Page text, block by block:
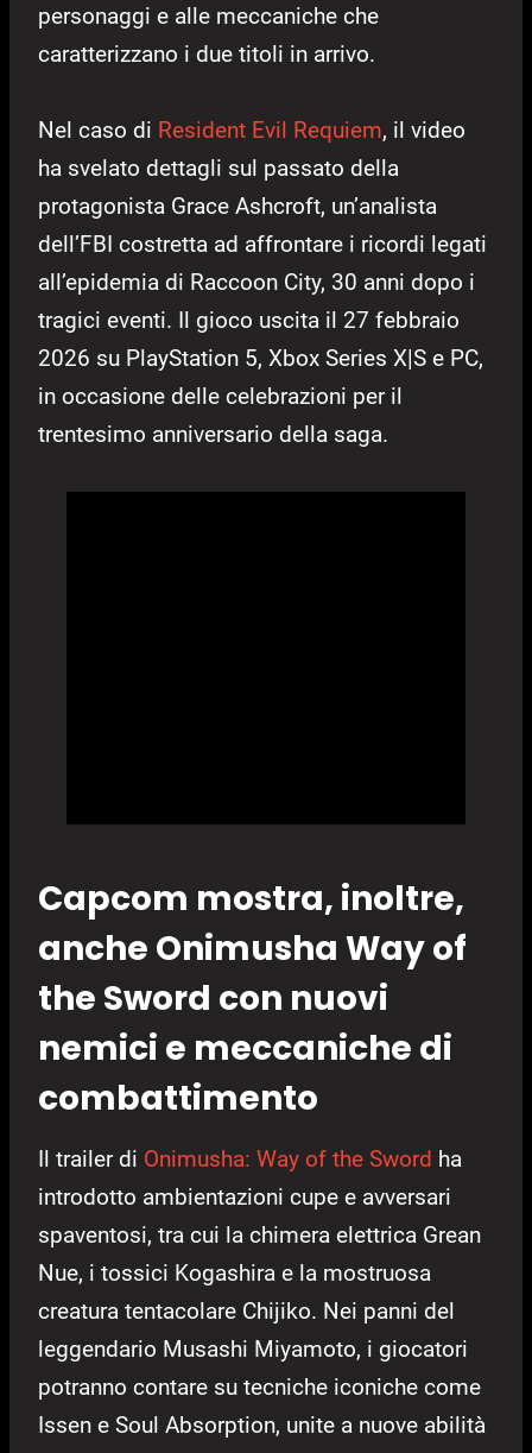
personaggi e alle meccaniche che
caratterizzano i due titoli in arrivo.
Nel caso di Resident Evil Requiem, il video
ha svelato dettagli sul passato della
protagonista Grace Ashcroft, un’analista
dell’FBI costretta ad affrontare i ricordi legati
all’epidemia di Raccoon City, 30 anni dopo i
tragici eventi. Il gioco uscita il 27 febbraio
2026 su PlayStation 5, Xbox Series X|S e PC,
in occasione delle celebrazioni per il
trentesimo anniversario della saga.
Capcom mostra, inoltre,
anche Onimusha Way of
the Sword con nuovi
nemici e meccaniche di
combattimento
Il trailer di Onimusha: Way of the Sword ha
introdotto ambientazioni cupe e avversari
spaventosi, tra cui la chimera elettrica Grean
Nue, i tossici Kogashira e la mostruosa
creatura tentacolare Chijiko. Nei panni del
leggendario Musashi Miyamoto, i giocatori
potranno contare su tecniche iconiche come
Issen e Soul Absorption, unite a nuove abilità